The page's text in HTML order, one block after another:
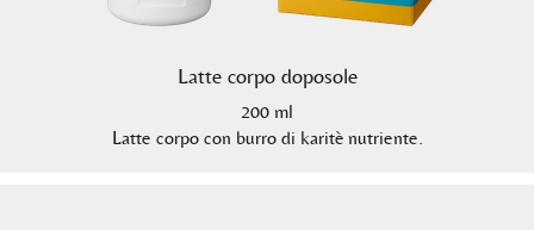
Latte corpo doposole
200 ml
Latte corpo con burro di karitè nutriente.